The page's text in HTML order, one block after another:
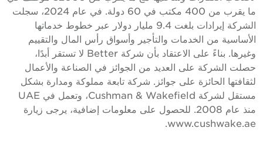
ما يقرب من 400 مكتب في 60 دولة. في عام 2024، سجلت
الشركة إيرادات بلغت 9.4 مليار دولار عبر خطوط خدماتها
الأساسية من الخدمات والتأجير وأسواق رأس المال والتقييم
وغيرها. بناءً على الاعتقاد بأن شركة Better لا تستقر أبدًا،
حصلت الشركة على العديد من الجوائز في الصناعة والأعمال
لثقافتها الحائزة على جوائز. شركة تابعة مملوكة ومدارة بشكل
مستقل لشركة Cushman & Wakefield، وتعمل في UAE
منذ عام 2008. للحصول على معلومات إضافية، يرجى زيارة
www.cushwake.ae.